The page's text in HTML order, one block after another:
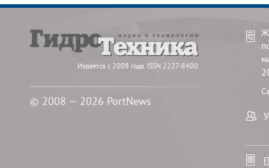
Издается с 2008 года. ISSN 2227-8400
© 2008 — 2026 PortNews